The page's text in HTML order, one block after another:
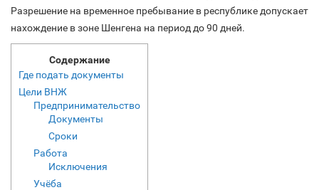
Разрешение на временное пребывание в республике допускает
нахождение в зоне Шенгена на период до 90 дней.
Содержание
Где подать документы
Цели ВНЖ
Предпринимательство
Документы
Сроки
Работа
Исключения
Учёба